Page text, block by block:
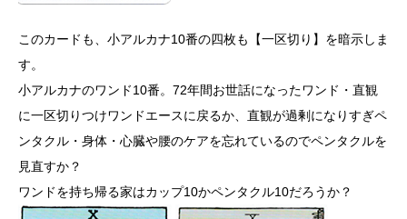
このカードも、小アルカナ10番の四枚も【一区切り】を暗示しま
す。
小アルカナのワンド10番。72年間お世話になったワンド・直観
に一区切りつけワンドエースに戻るか、直観が過剰になりすぎペ
ンタクル・身体・心臓や腰のケアを忘れているのでペンタクルを
見直すか？
ワンドを持ち帰る家はカップ10かペンタクル10だろうか？